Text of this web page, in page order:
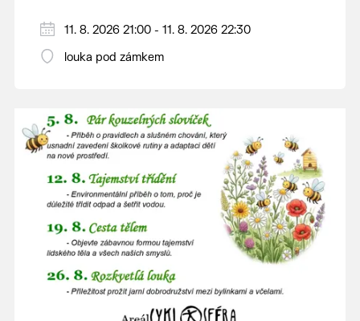
V případě nepřízně počasí se promítání ruší.
Kino otevřeno hodinu před promítáním,
11. 8. 2026 21:00 - 11. 8. 2026 22:30
louka pod zámkem